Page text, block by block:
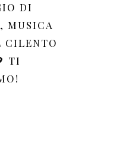
DI
MUSICA
CILENTO
TI